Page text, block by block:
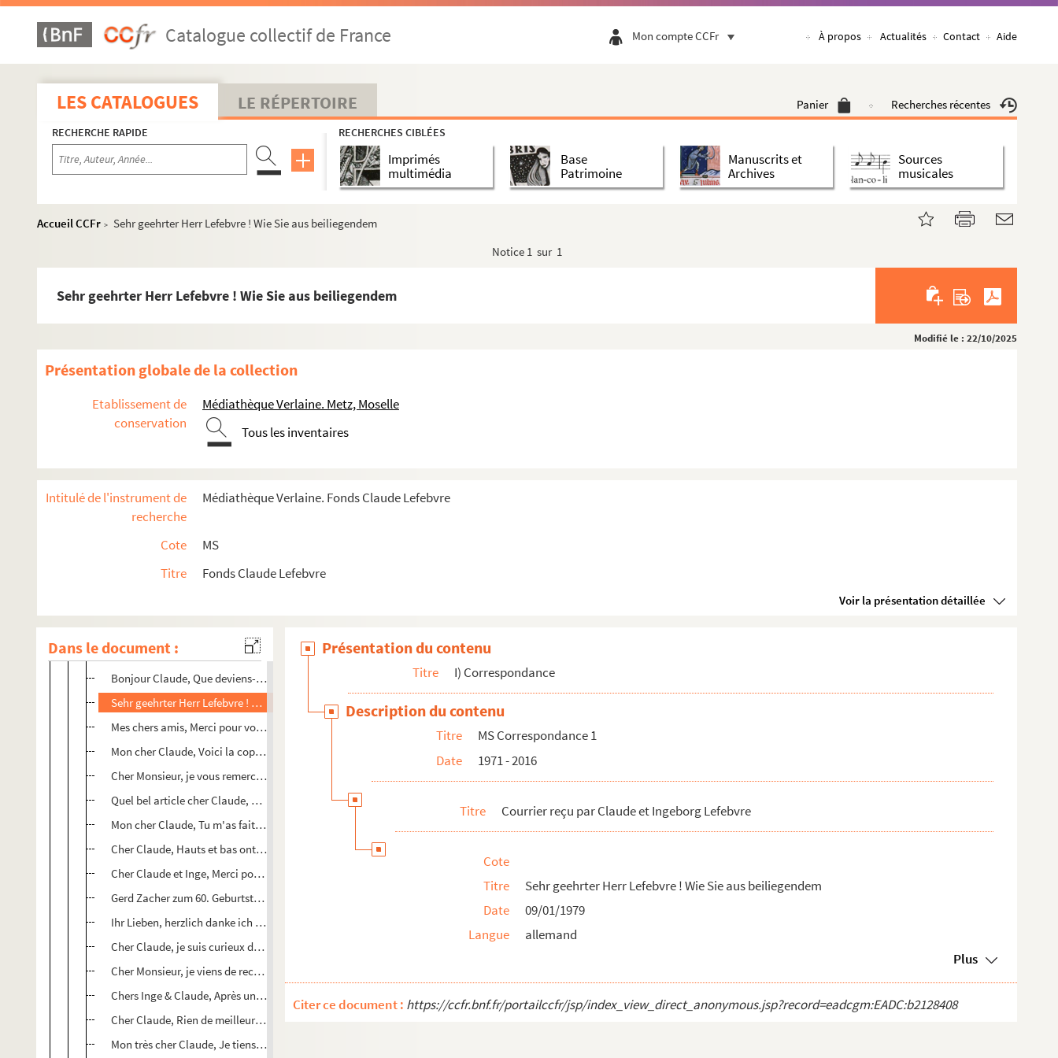
Catalogue collectif de France Mon compte CCFr À propos Actualités Contact Aide
LES CATALOGUES LE RÉPERTOIRE Panier Recherches récentes
RECHERCHE RAPIDE RECHERCHES CIBLÉES
Imprimés
multimédia
Base
Patrimoine
Manuscrits et
Archives
Sources
musicales
Accueil CCFr > Sehr geehrter Herr Lefebvre ! Wie Sie aus beiliegendem
Notice 1 sur 1
Sehr geehrter Herr Lefebvre ! Wie Sie aus beiliegendem
Modifié le : 22/10/2025
Présentation globale de la collection
Etablissement de
conservation
Médiathèque Verlaine. Metz, Moselle
Tous les inventaires
Intitulé de l'instrument de
recherche
Médiathèque Verlaine. Fonds Claude Lefebvre
Cote
MS
Titre
Fonds Claude Lefebvre
Voir la présentation détaillée
Dans le document :
Dear Mr Lefebvre, I have been very impressed by the music
Chers amis, En mai 1989, Jacques Grimbert aura 60 ans
Lieber Claude, jetzt habe ich endlich einmal Super Yoshigi
Liebe Inge, endlich erhälst Du anliegend den Vertrag mit Claude
Cher ami, Vous avez bien voulu me transmettre un dossier
Sehr geehrte Damen und Herren, Im Auftrag von Herrn Nyffeler
Bravo, Claude, pour l'interview très réussie de vendredi sur France Culture
Monsieur, Je fais suite à notre entretien à mon Cabinet
Queridos amigos / Dear Friends, finally we got together what José so nicely calls a "ramillete"
Chers amis compositeurs, Dans le monde contemporain
Mon cher Claude, Pardon pour le retard
A mon très cher Maître, Un immense merci pour votre envoi
Avis d'échéance des cotisations
Cher Monsieur, Un petit mot pour confirmer ma venue
Des paysages et des architectes, pour clore ce voyage américain
Je vous prie de bien vouloir noter mes nouvelles coordonnées
Bonjour Claude, Que deviens-tu ? Te retrouver me tarde
Sehr geehrter Herr Lefebvre ! Wie Sie aus beiliegendem
Mes chers amis, Merci pour vos très gentilles attentions, lettres, photos et compacts
Mon cher Claude, Voici la copie de la 8e s. J'ai été très heureuse
Cher Monsieur, je vous remercie avec beaucoup de retard
Quel bel article cher Claude, quels beaux articles
Mon cher Claude, Tu m'as fait une des plus belles
Cher Claude, Hauts et bas ont alterné dans la crise que je traverse
Cher Claude et Inge, Merci pour votre invitation au festival de Metz
Gerd Zacher zum 60. Geburtstag. 6 Juli 1989
Ihr Lieben, herzlich danke ich für Euer Geburtstags-päckchen
Cher Claude, je suis curieux de sentir ta nouvelle disque
Cher Monsieur, je viens de recevoir votre magnifique cadeau
Chers Inge & Claude, Après une semaine mouvementée
Cher Claude, Rien de meilleur pour enfanter de cette forêt magique
Mon très cher Claude, Je tiens à te témoigner ma très profonde
Présentation du contenu
Titre I) Correspondance
Description du contenu
Titre
MS Correspondance 1
Date
1971 - 2016
Titre Courrier reçu par Claude et Ingeborg Lefebvre
Cote
Titre
Sehr geehrter Herr Lefebvre ! Wie Sie aus beiliegendem
Date
09/01/1979
Langue
allemand
Plus
Citer ce document : https://ccfr.bnf.fr/portailccfr/jsp/index_view_direct_anonymous.jsp?record=eadcgm:EADC:b2128408